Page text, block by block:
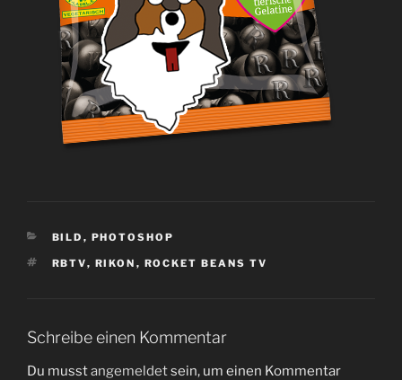
KATEGORIEN
BILD , PHOTOSHOP
SCHLAGWÖRTER
RBTV, RIKON , ROCKET BEANS TV
Schreibe einen Kommentar
Du musstangemeldetsein, um einen Kommentar